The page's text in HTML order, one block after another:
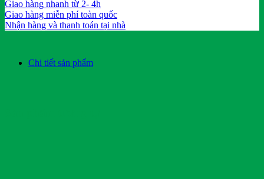
Giao hàng nhanh từ 2- 4h
Giao hàng miễn phí toàn quốc
Nhận hàng và thanh toán tại nhà
Chi tiết sản phẩm